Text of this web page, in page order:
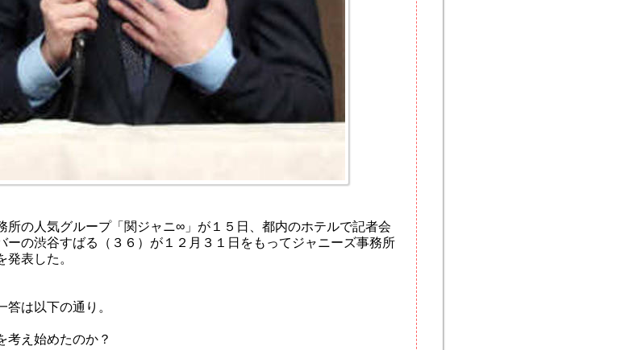
の人気グループ「関ジャニ∞」が１５日、都内のホテルで記者会
ーの渋谷すばる（３６）が１２月３１日をもってジャニーズ事務所
発表した。
は以下の通り。
え始めたのか？